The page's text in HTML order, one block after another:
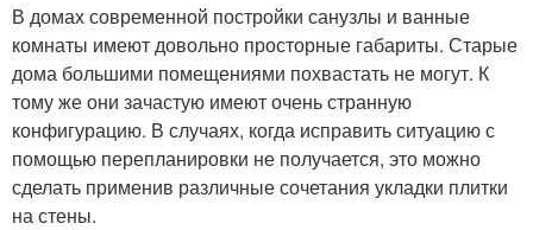
В домах современной постройки санузлы и ванные
комнаты имеют довольно просторные габариты. Старые
дома большими помещениями похвастать не могут. К
тому же они зачастую имеют очень странную
конфигурацию. В случаях, когда исправить ситуацию с
помощью перепланировки не получается, это можно
сделать применив различные сочетания укладки плитки
на стены.